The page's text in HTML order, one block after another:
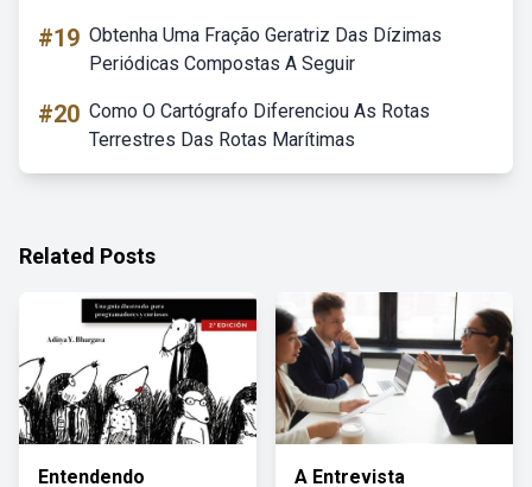
#19 Obtenha Uma Fração Geratriz Das Dízimas
Periódicas Compostas A Seguir
#20 Como O Cartógrafo Diferenciou As Rotas
Terrestres Das Rotas Marítimas
Related Posts
Entendendo
A Entrevista